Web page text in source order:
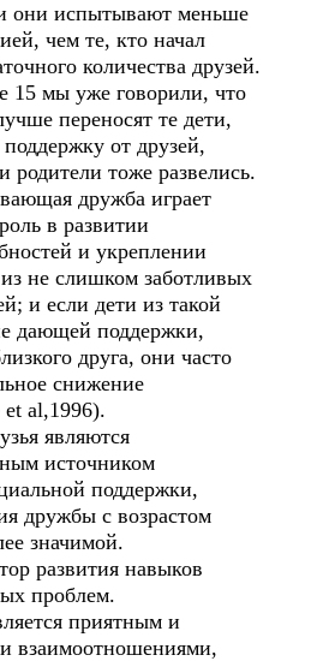
они испытывают меньше
чем те, кто начал
количества друзей.
15 мы уже говорили, что
переносят те дети,
от друзей,
родители тоже развелись.
дружба играет
в развитии
и укреплении
не слишком заботливых
и если дети из такой
дающей поддержки,
друга, они часто
снижение
et al,1996).
являются
источником
поддержки,
дружбы с возрастом
значимой.
развития навыков
проблем.
приятным и
взаимоотношениями,